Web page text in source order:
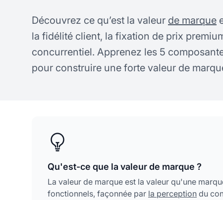
Découvrez ce qu’est la valeur de marque
la fidélité client, la fixation de prix
concurrentiel. Apprenez les 5
pour construire une forte valeur de
Qu'est-ce que la valeur de marque ?
La valeur de marque est la valeur qu'une
fonctionnels, façonnée par la perception du